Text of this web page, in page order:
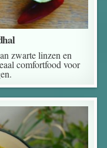
zwarte linzen en
comfortfood voor